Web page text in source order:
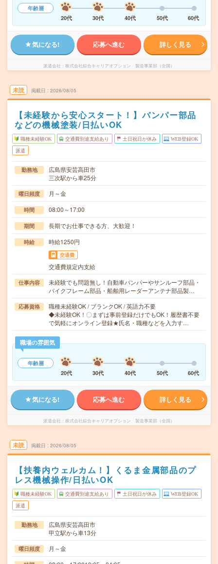
年齢層
20代
30代 40代 50代 60代
気になる! 応募へ進む 詳しく見る
派遣会社 株式会社綜合キャリアオプション 製造事業部（全国）
未読 掲載日 2026/08/05
【未経験から安心スタート！】バンパー部品
などの機械塗装/日払いOK
職種未経験OK 交通費別途支給あり 土日祝日が休み WEB登録OK
派遣
勤務地
広島県安芸高田市
三次駅から車25分
曜日頻度 月～金
時間 08:00～17:00
期間 長期でお仕事できる方、大歓迎！
時給 時給1250円
交通費
交通費規定内支給
仕事内容
未経験でも問題無し！自動車バンパーやサンルーフ部品・
バイクフレーム部品・船舶用レーダーアンテナ部品製…
応募資格
職種未経験OK / ブランクOK / 英語力不要
◆未経験OK！〇まずは事前登録だけでもOK！履歴書不要
で気軽にオンライン登録★氏名・職種などを入力す…
職場の雰囲気
年齢層
20代
30代 40代 50代 60代
気になる! 応募へ進む 詳しく見る
派遣会社 株式会社綜合キャリアオプション 製造事業部（全国）
未読 掲載日 2026/08/05
【扶養内ウェルカム！】くるま金属部品のプ
レス機械操作/日払いOK
職種未経験OK 交通費別途支給あり 土日祝日が休み WEB登録OK
派遣
勤務地
広島県安芸高田市
甲立駅から車13分
曜日頻度 月～金